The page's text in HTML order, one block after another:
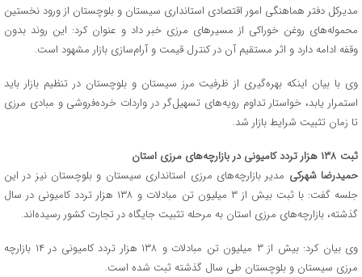
مدیرکل دفتر هماهنگی امور اقتصادی استانداری سیستان و بلوچستان از ورود نخستین
محموله‌های روغن خوراکی از مسیرهای مرزی خبر داد و عنوان کرد: این روند بدون
وقفه ادامه دارد و اثر مستقیم آن در کنترل قیمت و آرام‌سازی بازار مشهود است.
وی با بیان اینکه بهره‌گیری از ظرفیت مرز سیستان و بلوچستان در تنظیم بازار باید
استمرار یابد، خواستار تداوم رویه‌های تسهیل‌گر در واردات خرده‌فروشی و مبادی مرزی
تا زمان تثبیت شرایط بازار شد.
ثبت ۱۳۸ هزار تردد کامیونی در بازارچه‌های مرزی استان
حمیدرضا شهرکی مدیر بازارچه‌های مرزی استانداری سیستان و بلوچستان نیز در این
جلسه گفت: با ثبت بیش از ۳ میلیون تن مبادلات و ۱۳۸ هزار تردد کامیونی در سال
گذشته، بازارچه‌های مرزی استان به مرحله تثبیت جایگاه در تجارت کشور رسیده‌اند.
وی بیان کرد: بیش از ۳ میلیون تن مبادلات و ۱۳۸ هزار تردد کامیونی در ۱۴ بازارچه
مرزی سیستان و بلوچستان طی سال گذشته ثبت شده است.